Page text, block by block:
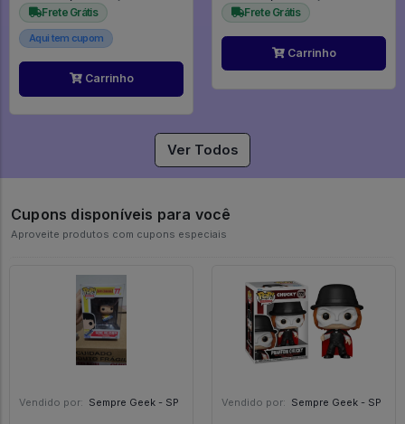
Frete Grátis
Aqui tem cupom
Carrinho
Frete Grátis
Carrinho
Ver Todos
Cupons disponíveis para você
Aproveite produtos com cupons especiais
Vendido por: Sempre Geek - SP Vendido por: Sempre Geek - SP